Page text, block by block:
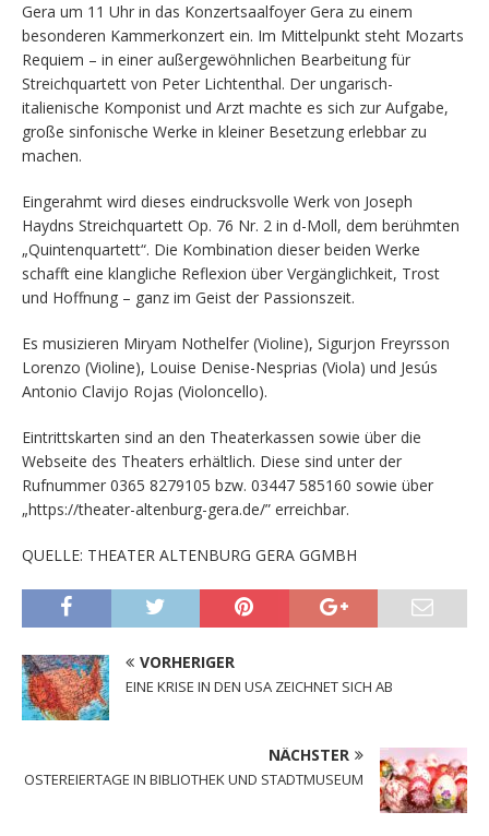
Gera um 11 Uhr in das Konzertsaalfoyer Gera zu einem
besonderen Kammerkonzert ein. Im Mittelpunkt steht Mozarts
Requiem – in einer außergewöhnlichen Bearbeitung für
Streichquartett von Peter Lichtenthal. Der ungarisch-
italienische Komponist und Arzt machte es sich zur Aufgabe,
große sinfonische Werke in kleiner Besetzung erlebbar zu
machen.
Eingerahmt wird dieses eindrucksvolle Werk von Joseph
Haydns Streichquartett Op. 76 Nr. 2 in d-Moll, dem berühmten
„Quintenquartett“. Die Kombination dieser beiden Werke
schafft eine klangliche Reflexion über Vergänglichkeit, Trost
und Hoffnung – ganz im Geist der Passionszeit.
Es musizieren Miryam Nothelfer (Violine), Sigurjon Freyrsson
Lorenzo (Violine), Louise Denise-Nesprias (Viola) und Jesús
Antonio Clavijo Rojas (Violoncello).
Eintrittskarten sind an den Theaterkassen sowie über die
Webseite des Theaters erhältlich. Diese sind unter der
Rufnummer 0365 8279105 bzw. 03447 585160 sowie über
„https://theater-altenburg-gera.de/” erreichbar.
QUELLE: THEATER ALTENBURG GERA GGMBH
VORHERIGER
EINE KRISE IN DEN USA ZEICHNET SICH AB
NÄCHSTER
OSTEREIERTAGE IN BIBLIOTHEK UND STADTMUSEUM